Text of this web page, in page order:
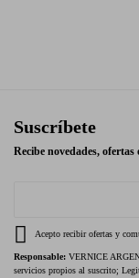
Suscríbete
Recibe novedades,
Acepto recibir ofertas y
Responsable: VERNICE
servicios propios al suscrito;